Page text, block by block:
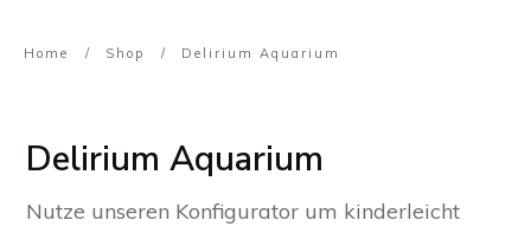
Home / Shop / Delirium Aquarium
Delirium Aquarium
Nutze unseren Konfigurator um kinderleicht